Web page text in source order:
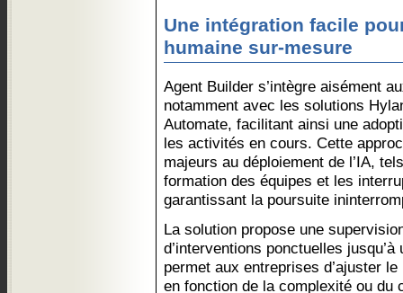
Une intégration facile
humaine sur-mesure
Agent Builder s’intègre aisément
notamment avec les solutions
Automate, facilitant ainsi une
les activités en cours. Cette
majeurs au déploiement de l’IA,
formation des équipes et les
garantissant la poursuite
La solution propose une
d’interventions ponctuelles
permet aux entreprises d’ajuster
en fonction de la complexité ou du